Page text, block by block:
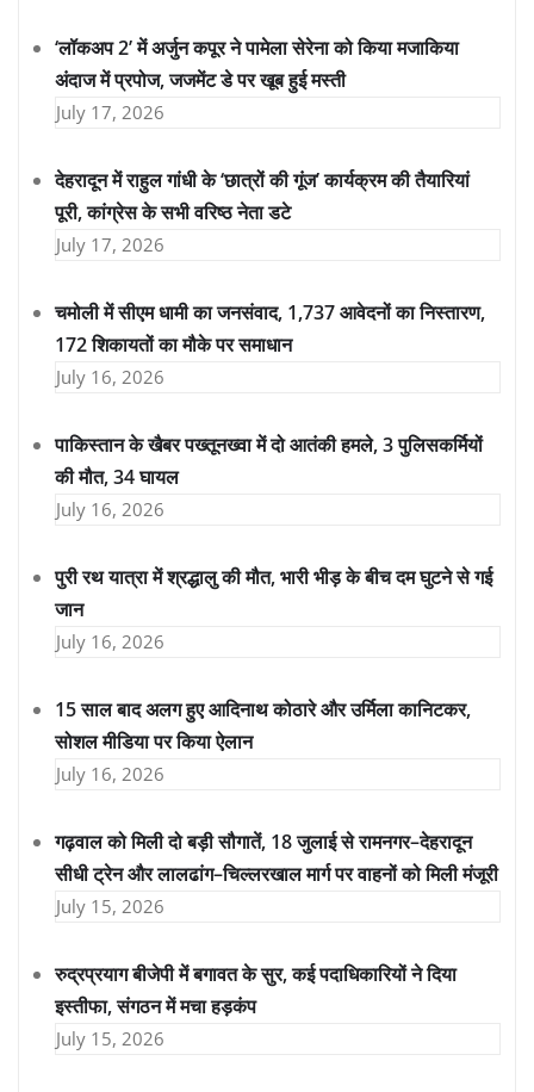
‘लॉकअप 2’ में अर्जुन कपूर ने पामेला सेरेना को किया मजाकिया
अंदाज में प्रपोज, जजमेंट डे पर खूब हुई मस्ती
July 17, 2026
देहरादून में राहुल गांधी के ‘छात्रों की गूंज’ कार्यक्रम की तैयारियां
पूरी, कांग्रेस के सभी वरिष्ठ नेता डटे
July 17, 2026
चमोली में सीएम धामी का जनसंवाद, 1,737 आवेदनों का निस्तारण,
172 शिकायतों का मौके पर समाधान
July 16, 2026
पाकिस्तान के खैबर पख्तूनख्वा में दो आतंकी हमले, 3 पुलिसकर्मियों
की मौत, 34 घायल
July 16, 2026
पुरी रथ यात्रा में श्रद्धालु की मौत, भारी भीड़ के बीच दम घुटने से गई
जान
July 16, 2026
15 साल बाद अलग हुए आदिनाथ कोठारे और उर्मिला कानिटकर,
सोशल मीडिया पर किया ऐलान
July 16, 2026
गढ़वाल को मिली दो बड़ी सौगातें, 18 जुलाई से रामनगर–देहरादून
सीधी ट्रेन और लालढांग–चिल्लरखाल मार्ग पर वाहनों को मिली मंजूरी
July 15, 2026
रुद्रप्रयाग बीजेपी में बगावत के सुर, कई पदाधिकारियों ने दिया
इस्तीफा, संगठन में मचा हड़कंप
July 15, 2026